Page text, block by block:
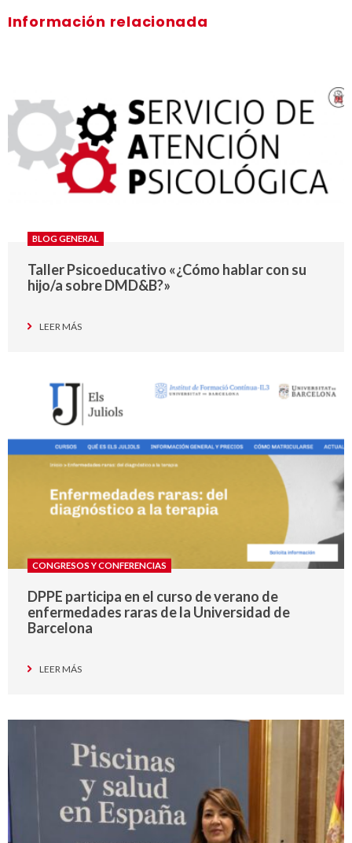
Información relacionada
BLOG GENERAL
Taller Psicoeducativo «¿Cómo hablar con su
hijo/a sobre DMD&B?»
LEER MÁS
CONGRESOS Y CONFERENCIAS
DPPE participa en el curso de verano de
enfermedades raras de la Universidad de
Barcelona
LEER MÁS